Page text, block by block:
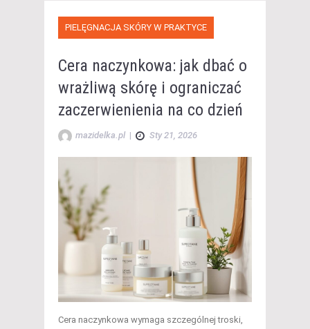
PIELĘGNACJA SKÓRY W PRAKTYCE
Cera naczynkowa: jak dbać o
wrażliwą skórę i ograniczać
zaczerwienienia na co dzień
mazidelka.pl | Sty 21, 2026
Cera naczynkowa wymaga szczególnej troski,